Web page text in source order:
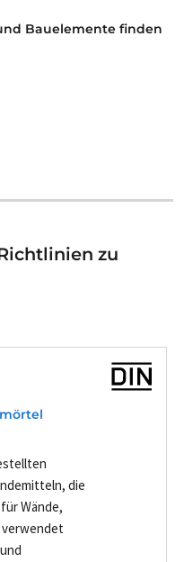
Bauelemente finden
zu
die
Wände,
verwendet